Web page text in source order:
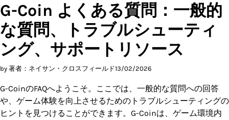
G-Coin よくある質問：一般的
な質問、トラブルシューティ
ング、サポートリソース
by 著者：ネイサン・クロスフィールド13/02/2026
G-CoinのFAQへようこそ。ここでは、一般的な質問への回答
や、ゲーム体験を向上させるためのトラブルシューティングの
ヒントを見つけることができます。G-Coinは、ゲーム環境内